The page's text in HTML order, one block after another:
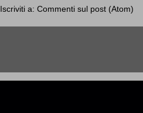
Iscriviti a: Commenti sul post (Atom)